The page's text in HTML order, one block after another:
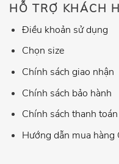
HỖ TRỢ KHÁCH
Điều khoản sử dụng
Chọn size
Chính sách giao nhận
Chính sách bảo hành
Chính sách thanh toán
Hướng dẫn mua hàng